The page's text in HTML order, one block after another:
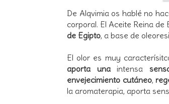
De Alqvimia os hablé no
corporal. El Aceite Reina
de Egipto, a base de
El olor es muy
aporta unaintensa
envejecimiento cutáneo,
la aromaterapia, aporta